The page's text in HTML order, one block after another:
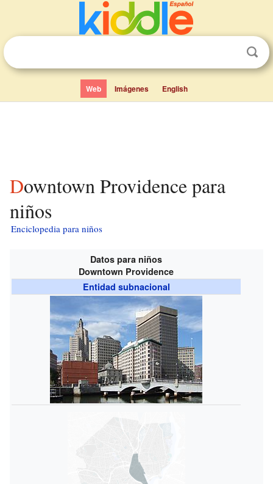
Web Imágenes English
Downtown Providence para
niños
Enciclopedia para niños
Datos para niños
Downtown Providence
Entidad subnacional